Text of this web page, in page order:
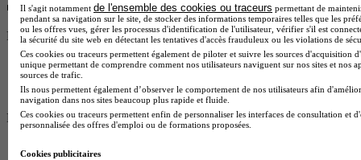
💸​ Combien touche un peintre en bâtiment ?
Peintre en bâtiment
Salaire net mensuel : 1 400 € - 1 700 €
Équivalent brut annuel : 21 100 € - 25 600 €
Peintre en bâtiment expérimenté
Il s'agit notamment de l'ensemble des cookies ou traceurs permettant de
pendant sa navigation sur le site, de stocker des informations temporaires telles que les
ou les offres vues, gérer les processus d'identification de l'utilisateur, vérifier s'il est
la sécurité du site web en détectant les tentatives d'accès frauduleux ou les violations de
Ces cookies ou traceurs permettent également de piloter et suivre les sources d'acquisition
unique permettant de comprendre comment nos utilisateurs naviguent sur nos sites et nos
sources de trafic.
Ils nous permettent également d’observer le comportement de nos utilisateurs afin
navigation dans nos sites beaucoup plus rapide et fluide.
Ces cookies ou traceurs permettent enfin de personnaliser les interfaces de consultation et
personnalisée des offres d'emploi ou de formations proposées.
Cookies publicitaires